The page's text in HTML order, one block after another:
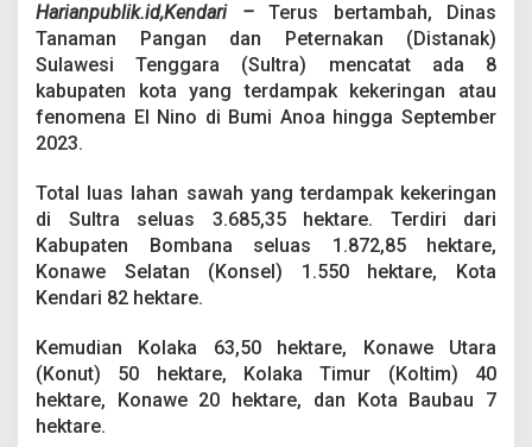
h
d
i
S
u
l
a
e
r
d
a
a
k
K
Harianpublik.id,Kendari –
Terus bertambah, Dinas
Tanaman Pangan dan Peternakan (Distanak)
Sulawesi Tenggara (Sultra) mencatat ada 8
kabupaten kota yang terdampak kekeringan atau
fenomena El Nino di Bumi Anoa hingga September
2023.
Total luas lahan sawah yang terdampak kekeringan
di Sultra seluas 3.685,35 hektare. Terdiri dari
Kabupaten Bombana seluas 1.872,85 hektare,
Konawe Selatan (Konsel) 1.550 hektare, Kota
Kendari 82 hektare.
Kemudian Kolaka 63,50 hektare, Konawe Utara
(Konut) 50 hektare, Kolaka Timur (Koltim) 40
hektare, Konawe 20 hektare, dan Kota Baubau 7
hektare.